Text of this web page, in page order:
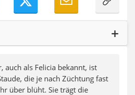
auch als Felicia bekannt, ist
die je nach Züchtung fast
über blüht. Sie trägt die